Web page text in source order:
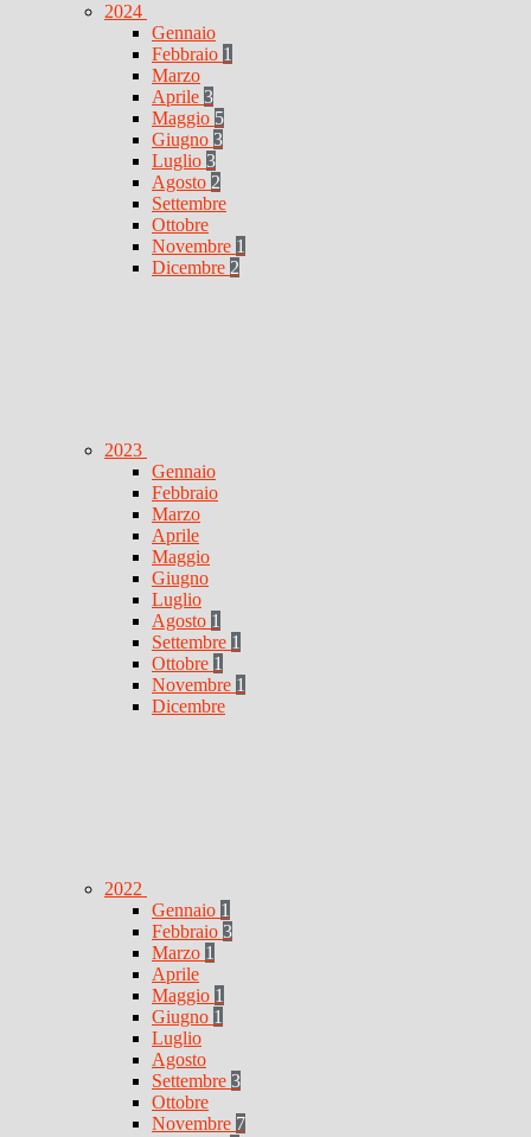
2024
Gennaio
Febbraio 1
Marzo
Aprile 3
Maggio 5
Giugno 3
Luglio 3
Agosto 2
Settembre
Ottobre
Novembre 1
Dicembre 2
2023
Gennaio
Febbraio
Marzo
Aprile
Maggio
Giugno
Luglio
Agosto 1
Settembre 1
Ottobre 1
Novembre 1
Dicembre
2022
Gennaio 1
Febbraio 3
Marzo 1
Aprile
Maggio 1
Giugno 1
Luglio
Agosto
Settembre 3
Ottobre
Novembre 7